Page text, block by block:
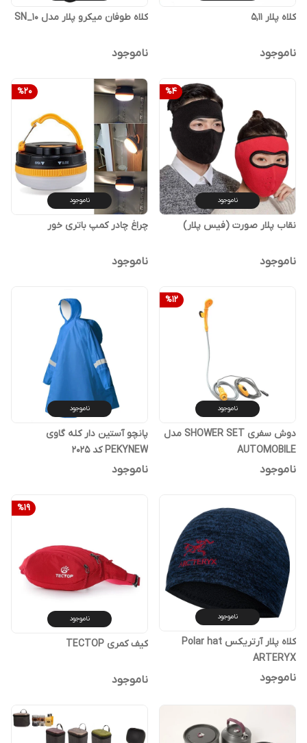
کلاه پلار 5,11
ناموجود
کلاه طوفان میکرو پلار مدل SN_10
ناموجود
%4
ناموجود
نقاب پلار صورت (فیس پلار)
ناموجود
%20
ناموجود
چراغ چادر کمپ باتری خور
ناموجود
%12
ناموجود
دوش سفری SHOWER SET مدل
AUTOMOBILE
ناموجود
ناموجود
پانچو آستین دار کله گاوی
PEKYNEW کد 2025
ناموجود
ناموجود
کلاه پلار آرتریکس Polar hat
ARTERYX
ناموجود
%19
ناموجود
کیف کمری ‏TECTOP
ناموجود